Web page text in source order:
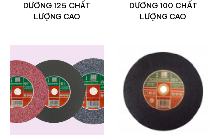
DƯƠNG 125 CHẤT
LƯỢNG CAO
DƯƠNG 100 CHẤT
LƯỢNG CAO